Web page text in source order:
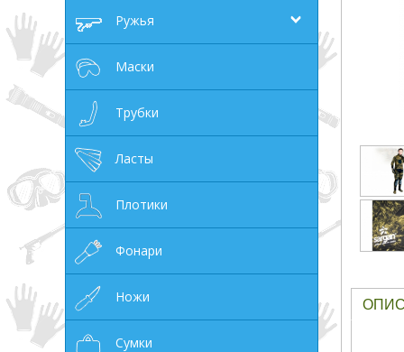
Производитель
_JSHOP_SEARCH_COINS
от
до
грн
ОТМЕНА
Ружья
Маски
Трубки
Ласты
Плотики
Фонари
Ножи
Сумки